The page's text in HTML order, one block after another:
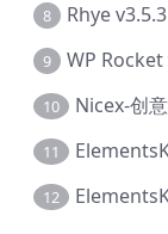
8
9
10 Nicex-创
11
12